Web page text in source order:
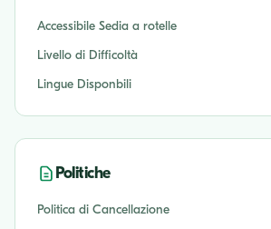
Accessibile Sedia a rotelle
Livello di Difficoltà
Lingue Disponbili
Politiche
Politica di Cancellazione